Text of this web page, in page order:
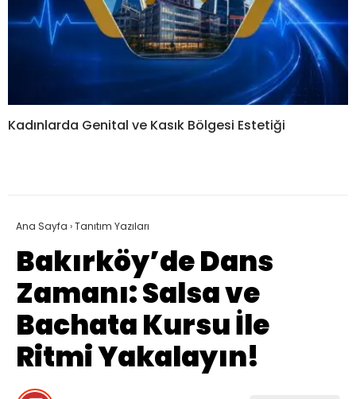
Kadınlarda Genital ve Kasık Bölgesi Estetiği
Ana Sayfa ›Tanıtım Yazıları
Bakırköy’de Dans
Zamanı: Salsa ve
Bachata Kursu İle
Ritmi Yakalayın!